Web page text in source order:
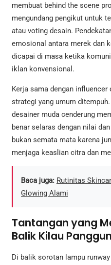
membuat behind the scene
mengundang pengikut untuk
atau voting desain.
emosional antara merek dan
dicapai di masa ketika
iklan konvensional.
Kerja sama dengan
strategi yang umum
desainer muda cenderung
benar selaras dengan nilai
bukan semata mata karena
menjaga keaslian citra dan
Baca juga: Rutinitas
Glowing Alami
Tantangan yang
Balik Kilau
Di balik sorotan lampu